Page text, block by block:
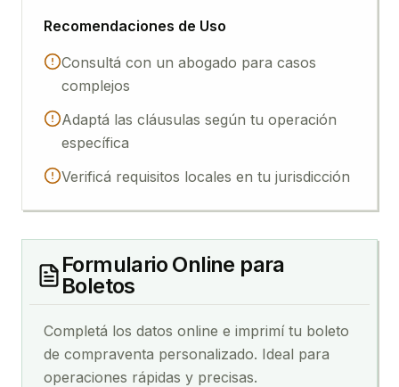
Recomendaciones de Uso
Consultá con un abogado para casos
complejos
Adaptá las cláusulas según tu operación
específica
Verificá requisitos locales en tu jurisdicción
Formulario Online para
Boletos
Completá los datos online e imprimí tu boleto
de compraventa personalizado. Ideal para
operaciones rápidas y precisas.